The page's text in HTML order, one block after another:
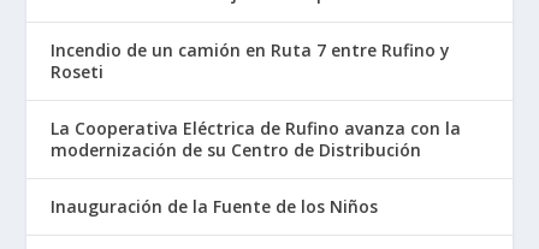
Incendio de un camión en Ruta 7 entre Rufino y
Roseti
La Cooperativa Eléctrica de Rufino avanza con la
modernización de su Centro de Distribución
Inauguración de la Fuente de los Niños